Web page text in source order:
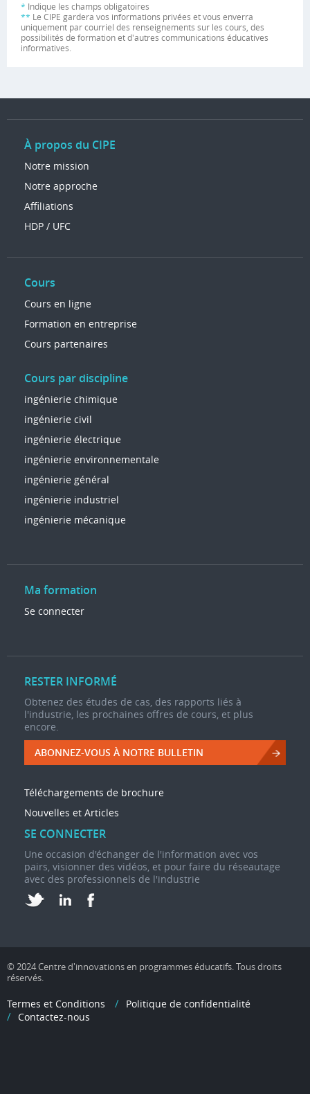
* Indique les champs obligatoires
** Le CIPE gardera vos informations privées et vous enverra
uniquement par courriel des renseignements sur les cours, des
possibilités de formation et d'autres communications éducatives
informatives.
À propos du CIPE
Notre mission
Notre approche
Affiliations
HDP / UFC
Cours
Cours en ligne
Formation en entreprise
Cours partenaires
Cours par discipline
ingénierie chimique
ingénierie civil
ingénierie électrique
ingénierie environnementale
ingénierie général
ingénierie industriel
ingénierie mécanique
Ma formation
Se connecter
RESTER INFORMÉ
Obtenez des études de cas, des rapports liés à
l'industrie, les prochaines offres de cours, et plus
encore.
ABONNEZ-VOUS À NOTRE BULLETIN
Téléchargements de brochure
Nouvelles et Articles
SE CONNECTER
Une occasion d'échanger de l'information avec vos
pairs, visionner des vidéos, et pour faire du réseautage
avec des professionnels de l'industrie
© 2024 Centre d'innovations en programmes éducatifs. Tous droits
réservés.
Termes et Conditions
Politique de confidentialité
Contactez-nous